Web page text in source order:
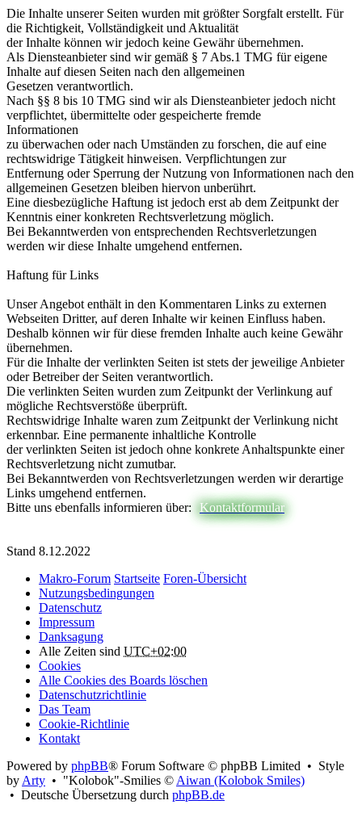
Die Inhalte unserer Seiten wurden mit größter Sorgfalt erstellt. Für
die Richtigkeit, Vollständigkeit und Aktualität
der Inhalte können wir jedoch keine Gewähr übernehmen.
Als Diensteanbieter sind wir gemäß § 7 Abs.1 TMG für eigene
Inhalte auf diesen Seiten nach den allgemeinen
Gesetzen verantwortlich.
Nach §§ 8 bis 10 TMG sind wir als Diensteanbieter jedoch nicht
verpflichtet, übermittelte oder gespeicherte fremde
Informationen
zu überwachen oder nach Umständen zu forschen, die auf eine
rechtswidrige Tätigkeit hinweisen. Verpflichtungen zur
Entfernung oder Sperrung der Nutzung von Informationen nach den
allgemeinen Gesetzen bleiben hiervon unberührt.
Eine diesbezügliche Haftung ist jedoch erst ab dem Zeitpunkt der
Kenntnis einer konkreten Rechtsverletzung möglich.
Bei Bekanntwerden von entsprechenden Rechtsverletzungen
werden wir diese Inhalte umgehend entfernen.
Haftung für Links
Unser Angebot enthält in den Kommentaren Links zu externen
Webseiten Dritter, auf deren Inhalte wir keinen Einfluss haben.
Deshalb können wir für diese fremden Inhalte auch keine Gewähr
übernehmen.
Für die Inhalte der verlinkten Seiten ist stets der jeweilige Anbieter
oder Betreiber der Seiten verantwortlich.
Die verlinkten Seiten wurden zum Zeitpunkt der Verlinkung auf
mögliche Rechtsverstöße überprüft.
Rechtswidrige Inhalte waren zum Zeitpunkt der Verlinkung nicht
erkennbar. Eine permanente inhaltliche Kontrolle
der verlinkten Seiten ist jedoch ohne konkrete Anhaltspunkte einer
Rechtsverletzung nicht zumutbar.
Bei Bekanntwerden von Rechtsverletzungen werden wir derartige
Links umgehend entfernen.
Bitte uns ebenfalls informieren über:
Kontaktformular
Stand 8.12.2022
Makro-Forum Startseite Foren-Übersicht
Nutzungsbedingungen
Datenschutz
Impressum
Danksagung
Alle Zeiten sind UTC+02:00
Cookies
Alle Cookies des Boards löschen
Datenschutzrichtlinie
Das Team
Cookie-Richtlinie
Kontakt
Powered by phpBB® Forum Software © phpBB Limited • Style
byArty • "Kolobok"-Smilies ©Aiwan (Kolobok Smiles)
• Deutsche Übersetzung durch phpBB.de